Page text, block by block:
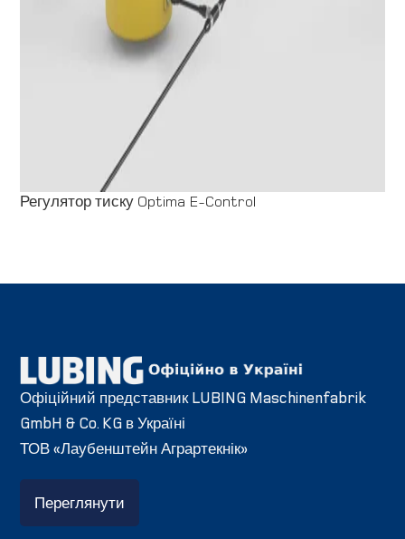
Регулятор тиску Optima E-Control
Офіційний представник LUBING Maschinenfabrik
GmbH & Co. KG в Україні
ТОВ «Лаубенштейн Аграртекнік»
Переглянути